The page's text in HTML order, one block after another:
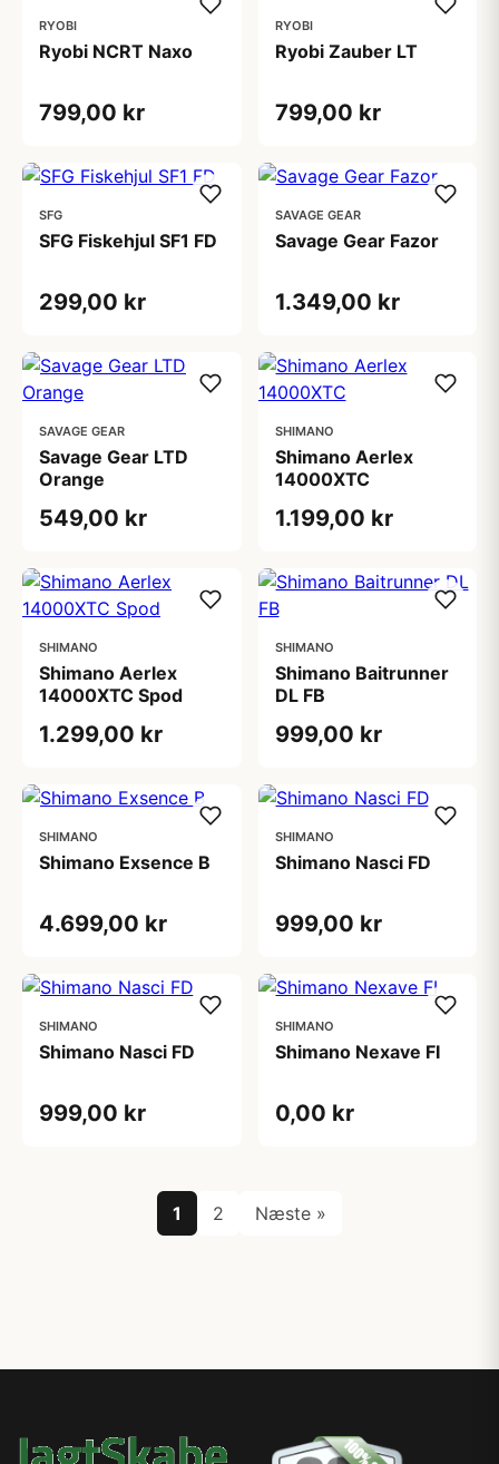
RYOBI
Ryobi NCRT Naxo
799,00 kr
RYOBI
Ryobi Zauber LT
799,00 kr
SFG
SFG Fiskehjul SF1 FD
299,00 kr
SAVAGE GEAR
Savage Gear Fazor
1.349,00 kr
SAVAGE GEAR
Savage Gear LTD
Orange
549,00 kr
SHIMANO
Shimano Aerlex
14000XTC
1.199,00 kr
SHIMANO
Shimano Aerlex
14000XTC Spod
1.299,00 kr
SHIMANO
Shimano Baitrunner
DL FB
999,00 kr
SHIMANO
Shimano Exsence B
4.699,00 kr
SHIMANO
Shimano Nasci FD
999,00 kr
SHIMANO
Shimano Nasci FD
999,00 kr
SHIMANO
Shimano Nexave FI
0,00 kr
1 2 Næste »